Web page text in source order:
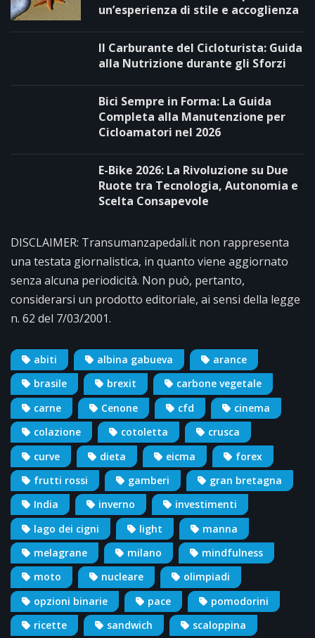
un’esperienza di stile e accoglienza
Il Carburante del Cicloturista: Guida
alla Nutrizione durante gli Sforzi
Bici Sempre in Forma: La Guida
Completa alla Manutenzione per
Cicloamatori nel 2026
E-Bike 2026: La Rivoluzione su Due
Ruote tra Tecnologia, Autonomia e
Scelta Consapevole
DISCLAIMER: Transumanzapedali.it non rappresenta
una testata giornalistica, in quanto viene aggiornato
senza alcuna periodicità. Non può, pertanto,
considerarsi un prodotto editoriale, ai sensi della legge
n. 62 del 7/03/2001.
abiti albina gabueva
arance
brasile
brexit
carbone vegetale
carne
Cenone cfd
cinema
colazione
cotoletta
crusca
curve
dieta eicma
forex
frutti rossi
gamberi
gran bretagna
India
inverno
investimenti
lago dei cigni
light
manna
melagrane
milano
mindfulness
moto
nucleare
olimpiadi
opzioni binarie
pace
pomodorini
ricette
sandwich scaloppina